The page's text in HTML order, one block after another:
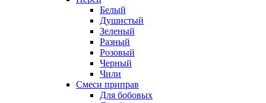
Белый
Душистый
Зеленый
Разный
Розовый
Черный
Чили
Смеси приправ
Для бобовых